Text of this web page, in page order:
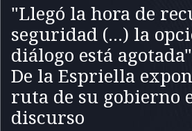
"Llegó la hora de
seguridad (...) la
diálogo está
De la Espriella
ruta de su gobierno
discurso